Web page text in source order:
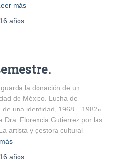
más
16 años
la donación de un
de México. Lucha de
una identidad, 1968 – 1982».
Dra. Florencia Gutierrez por las
artista y gestora cultural
16 años